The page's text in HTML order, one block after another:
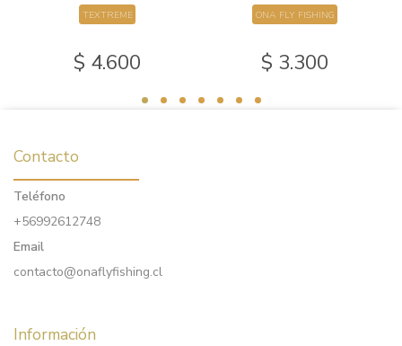
TEXTREME
$ 4.600
ONA FLY FISHING
$ 3.300
Contacto
Teléfono
+56992612748
Email
contacto@onaflyfishing.cl
Información